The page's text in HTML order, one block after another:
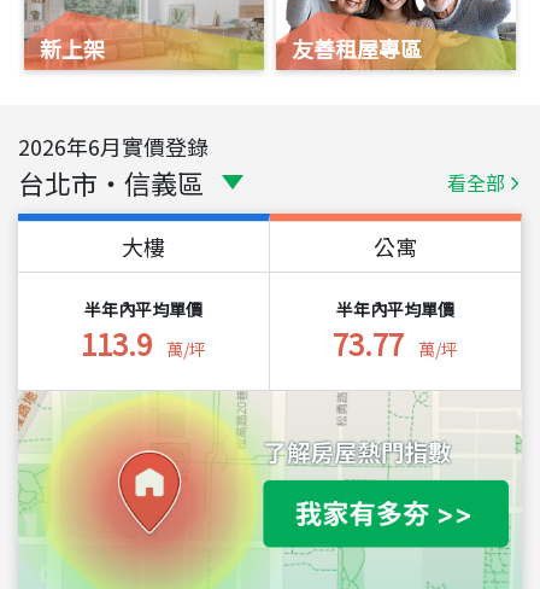
新上架 友善租屋專區
2026年6月實價登錄
台北市 ・ 信義區 看全部
大樓
半年內平均單價
113.9 萬/坪
公寓
半年內平均單價
73.77 萬/坪